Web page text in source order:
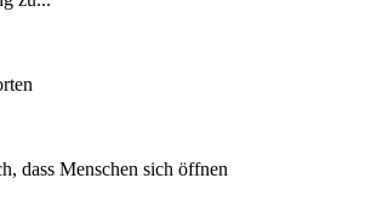
dass Menschen sich öffnen